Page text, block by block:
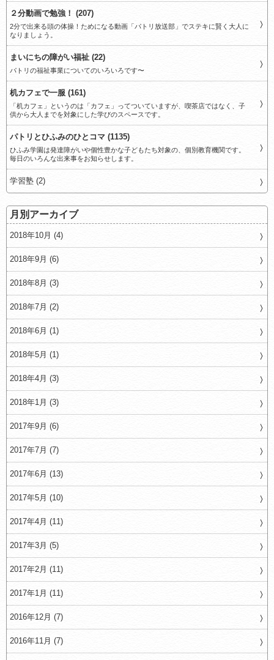
２分動画で勉強！ (207)
2分で出来る頭の体操！ためになる動画「パトリ放送部」でステキに賢く大人に
なりましょう。
まいにちの障がい福祉 (22)
パトリの福祉事業についてのいろいろです〜
机カフェで一服 (161)
「机カフェ」というのは「カフェ」ってついていますが、喫茶店ではなく、子
供から大人までを対象にした学びのスペースです。
パトリとひふみのひとコマ (1135)
ひふみ学園は発達障がいや個性豊かな子どもたち対象の、個別教育機関です。
毎日のいろんな出来事をお知らせします。
学習塾 (2)
月別アーカイブ
2018年10月 (4)
2018年9月 (6)
2018年8月 (3)
2018年7月 (2)
2018年6月 (1)
2018年5月 (1)
2018年4月 (3)
2018年1月 (3)
2017年9月 (6)
2017年7月 (7)
2017年6月 (13)
2017年5月 (10)
2017年4月 (11)
2017年3月 (5)
2017年2月 (11)
2017年1月 (11)
2016年12月 (7)
2016年11月 (7)